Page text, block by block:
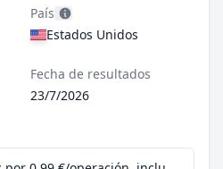
País
Estados Unidos
Fecha de resultados
23/7/2026